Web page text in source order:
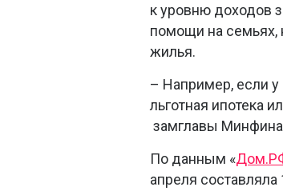
к уровню доходов
помощи на семьях,
жилья.
– Например, если у
льготная ипотека
замглавы
По данным «
апреля